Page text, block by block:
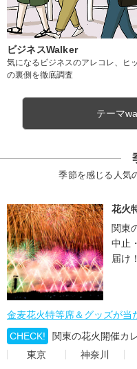
ビジネスWalker
気になるビジネスのアレコレ、ヒ
の裏側を徹底調査
テーマ
季節を感じる人気
花火
関東
中止
届け！
金麦花火特等席＆グッズが当
CHECK!
関東の花火開催カ
東京
神奈川